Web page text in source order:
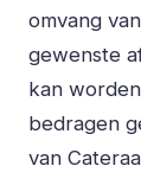
omvang
gewenste
kan
bedragen
van